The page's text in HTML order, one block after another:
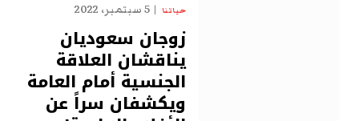
حياتنا 5 سبتمبر، 2022
زوجان سعوديان
يناقشان العلاقة
الجنسية أمام العامة
ويكشفان سراً عن